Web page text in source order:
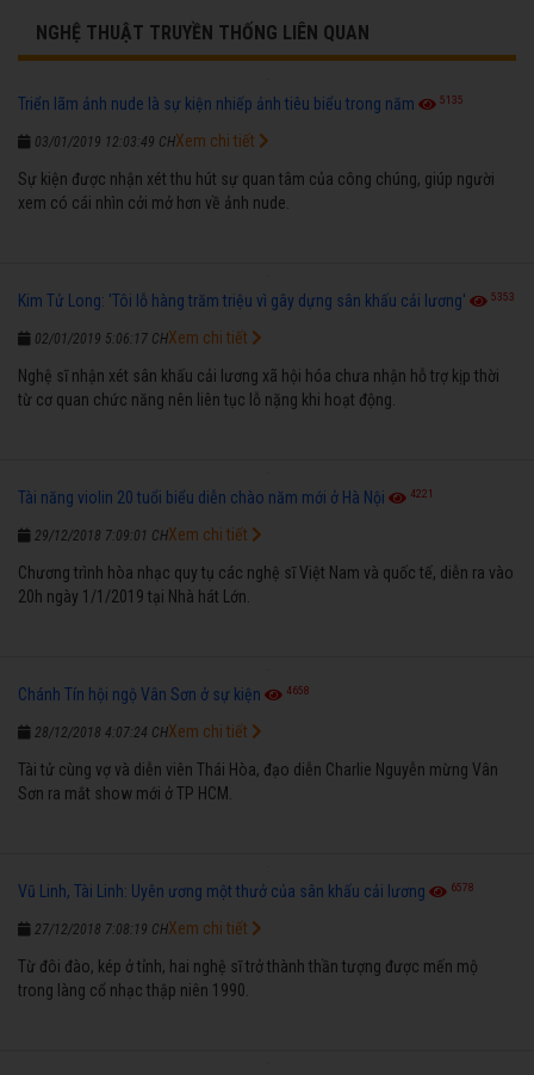
NGHỆ THUẬT TRUYỀN THỐNG LIÊN QUAN
Triển lãm ảnh nude là sự kiện nhiếp ảnh tiêu biểu trong năm 5135
03/01/2019 12:03:49 CH
Sự kiện được nhận xét thu hút sự quan tâm của công chúng, giúp người
xem có cái nhìn cởi mở hơn về ảnh nude.
Xem chi tiết
Kim Tử Long: 'Tôi lỗ hàng trăm triệu vì gây dựng sân khấu cải lương' 5353
02/01/2019 5:06:17 CH
Nghệ sĩ nhận xét sân khấu cải lương xã hội hóa chưa nhận hỗ trợ kịp thời
từ cơ quan chức năng nên liên tục lỗ nặng khi hoạt động.
Xem chi tiết
Tài năng violin 20 tuổi biểu diễn chào năm mới ở Hà Nội 4221
29/12/2018 7:09:01 CH
Chương trình hòa nhạc quy tụ các nghệ sĩ Việt Nam và quốc tế, diễn ra vào
20h ngày 1/1/2019 tại Nhà hát Lớn.
Xem chi tiết
Chánh Tín hội ngộ Vân Sơn ở sự kiện 4658
28/12/2018 4:07:24 CH
Tài tử cùng vợ và diễn viên Thái Hòa, đạo diễn Charlie Nguyễn mừng Vân
Sơn ra mắt show mới ở TP HCM.
Xem chi tiết
Vũ Linh, Tài Linh: Uyên ương một thưở của sân khấu cải lương 6578
27/12/2018 7:08:19 CH
Từ đôi đào, kép ở tỉnh, hai nghệ sĩ trở thành thần tượng được mến mộ
trong làng cổ nhạc thập niên 1990.
Xem chi tiết